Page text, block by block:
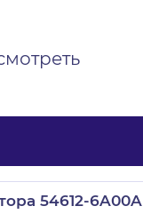
54612-6A00A